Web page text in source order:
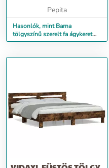
Pepita
Hasonlók, mint Barna
tölgyszínű szerelt fa ágykeret
180 x 200 cm